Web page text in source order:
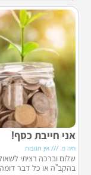
אני חייבת כסף!
חיה פ. אין תגובות
שלום וברכה רציתי
בהקב"ה או כל דבר